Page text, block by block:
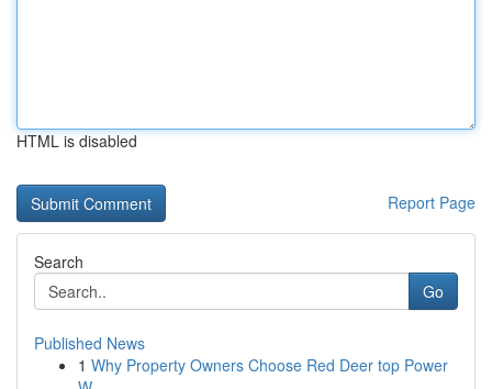
HTML is disabled
Report Page
Search
Go
Published News
1 Why Property Owners Choose Red Deer top Power